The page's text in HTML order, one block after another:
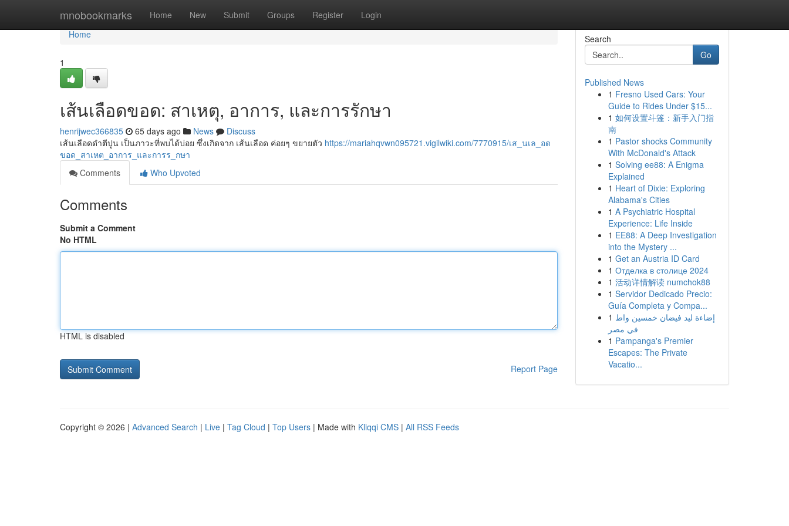
mnobookmarks Home New Submit Groups Register Login
Home
Home
1
เส้นเลือดขอด: สาเหตุ, อาการ, และการรักษา
henrijwec366835 65 days ago News
Discuss
เส้นเลือดดำตีปูน เป็นภาวะที่พบได้บ่อย ซึ่งเกิดจาก เส้นเลือด ค่อยๆ ขยายตัว https://mariahqvwn095721.vigilwiki.com/7770915/เส_นเล_อด
ขอด_สาเหต_อาการ_และการร_กษา
Comments
Who Upvoted
Comments
Submit a Comment
No HTML
HTML is disabled
Report Page
Search
Go
Published News
1 Fresno Used Cars: Your
Guide to Rides Under $15...
1 如何设置斗篷：新手入门指
南
1 Pastor shocks Community
With McDonald's Attack
1 Solving ee88: A Enigma
Explained
1 Heart of Dixie: Exploring
Alabama's Cities
1 A Psychiatric Hospital
Experience: Life Inside
1 EE88: A Deep Investigation
into the Mystery ...
1 Get an Austria ID Card
1 Отделка в столице 2024
1 活动详情解读 numchok88
1 Servidor Dedicado Precio:
Guía Completa y Compa...
1 إضاءة ليد فيضان خمسين واط
في مصر
1 Pampanga's Premier
Escapes: The Private
Vacatio...
Copyright © 2026 | Advanced Search | Live | Tag Cloud | Top Users | Made with Kliqqi CMS | All RSS Feeds